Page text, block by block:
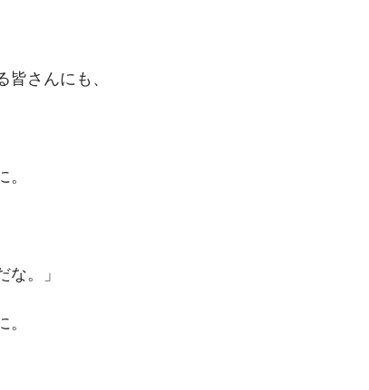
さんにも、
な。」